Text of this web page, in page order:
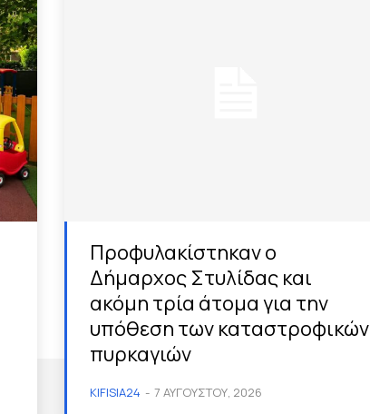
Προφυλακίστηκαν ο
Δήμαρχος Στυλίδας και
ακόμη τρία άτομα για την
υπόθεση των καταστροφικών
πυρκαγιών
KIFISIA24 - 7 ΑΥΓΟΎΣΤΟΥ, 2026